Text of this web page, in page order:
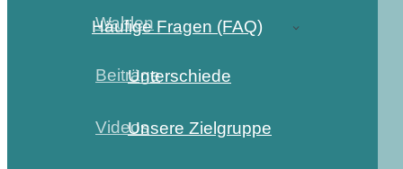
Wahlen
Beiträge
Videos
Häufige Fragen (FAQ)
Unterschiede
Unsere Zielgruppe